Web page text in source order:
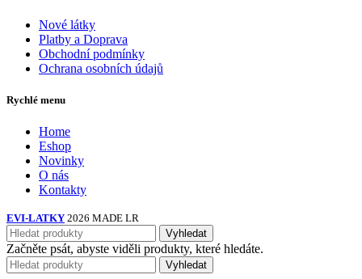
Nové látky
Platby a Doprava
Obchodní podmínky
Ochrana osobních údajů
Rychlé menu
Home
Eshop
Novinky
O nás
Kontakty
EVI-LATKY 2026 MADE LR
Vyhledat
Začněte psát, abyste viděli produkty, které hledáte.
Vyhledat